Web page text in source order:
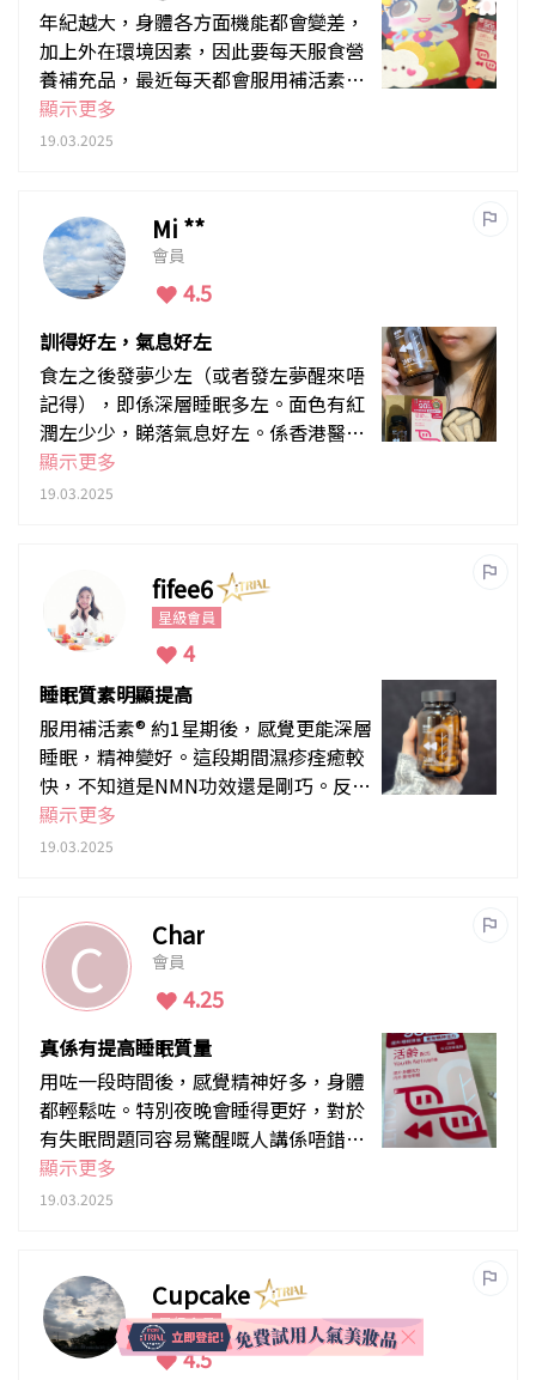
年紀越大，身體各方面機能都會變差，
加上外在環境因素，因此要每天服食營
養補充品，最近每天都會服用補活素，
發覺睡眠質量有所提升，深睡時間長
左，連人都精神有活力，而且仲可以幫
顯示更多
19.03.2025
Mi **
會員
4.5
訓得好左，氣息好左
食左之後發夢少左（或者發左夢醒來唔
記得），即係深層睡眠多左。面色有紅
潤左少少，睇落氣息好左。係香港醫護
學會認可產品，所以都安心服用。除左
NMN+反式白藜蘆醇呢個combo外，仲
顯示更多
19.03.2025
fifee6
星級會員
4
睡眠質素明顯提高
服用補活素® 約1星期後，感覺更能深層
睡眠，精神變好。這段期間濕疹痊癒較
快，不知道是NMN功效還是剛巧。反正
感覺比較正面。
顯示更多
19.03.2025
C Char
會員
4.25
真係有提高睡眠質量
用咗一段時間後，感覺精神好多，身體
都輕鬆咗。特別夜晚會睡得更好，對於
有失眠問題同容易驚醒嘅人講係唔錯嘅
選擇。同埋都冇副作用。
顯示更多
19.03.2025
Cupcake
星級會員
4.5